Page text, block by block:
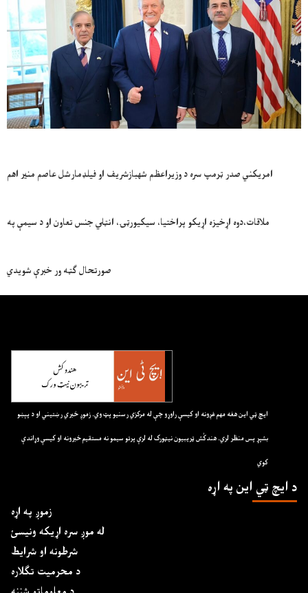
امريکني صدر ټرمپ سره د وزيراعظم شهبازشريف او فيلډمارشل عاصم منير اهم
ملاقات،دوه اړخيزه اړيکو پراختيا، سيکيورټۍ، انټلي جنس تعاون او د سيمې په
صورتحال ګټه ور خبرې شويدي
ايچ ټي اين هغه مهم غږونه او کيسې راوړو چې له مرکزي رسنيو پټ وي. زموږ خبري رښتيني او د پېښو
بشپړ پس منظر لري. هندکُش ټريبيون نيټورک له لرې پرتو سيمو نه مستقيم خبرونه او کيسې وړاندې
کوي
د ايچ ټي اين په اړه
زموږ په اړه
له موږ سره اړیکه ونیسئ
شرطونه او شرایط
د محرمیت تګلاره